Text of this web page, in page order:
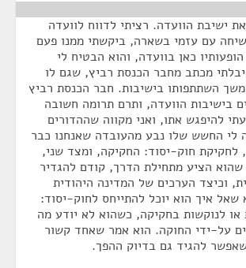
ישיבת הוועדה. רציתי לדווח לוועדה
עם עזמי בשארה, ביקשתי ממנו פעם
כאן בוועדה, והוא הבטיח לי
מכתב מחבר הכנסת רביץ, שגם לו
השתתפותו בישיבות. חבר הכנסת רביץ
בישיבות הוועדה, ותרם תרומה חשובה
להיפגש אתו, ואני מקווה שההדורים
לי החשש שלו נבע מהעובדה שאנחנו כבר
לחקיקת חוק-יסוד: החקיקה, ומצד שני,
שהוא הציע מתחילת הדרך, קודם להגדיר
וכיצד הערכים של המדינה היהודית
שאל איך הוא יוכל להתייחס לחוק-יסוד:
או לנוקשות בחקיקה, כשהוא לא יודע מה
על-ידי החוקה. הוא אמר שאחד קשור
להגיד גם בדיוק ההפך.